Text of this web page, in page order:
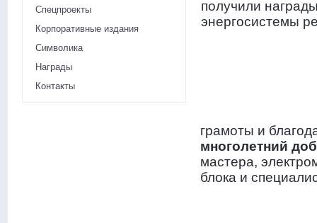
Спецпроекты
Корпоративные издания
Символика
Награды
Контакты
грамоты и
многолетний
мастера,
блока и